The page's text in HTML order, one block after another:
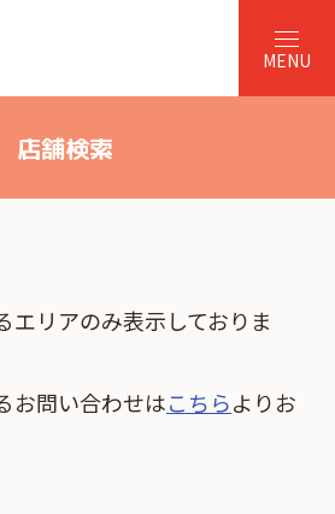
店舗検索
エリアのみ表示しておりま
お問い合わせはこちらよりお